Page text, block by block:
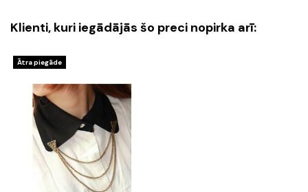
Klienti, kuri iegādājās šo preci nopirka arī:
Ātra piegāde